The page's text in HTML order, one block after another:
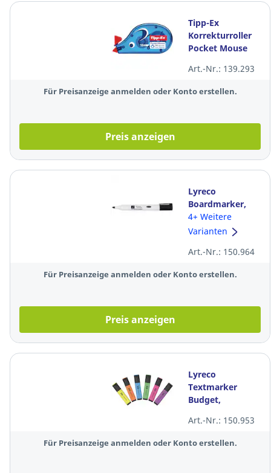
Tipp-Ex
Korrekturroller
Pocket Mouse
Breite 4.2mm
Art.-Nr.: 139.293
Für Preisanzeige anmelden oder Konto erstellen.
Preis anzeigen
Lyreco
Boardmarker,
Rundspitze,
Strichstärke: 1,5-
4+ Weitere
Varianten
Art.-Nr.: 150.964
Für Preisanzeige anmelden oder Konto erstellen.
Preis anzeigen
Lyreco
Textmarker
Budget,
5mm, farbig
sortiert, 6er-Etui
Art.-Nr.: 150.953
Für Preisanzeige anmelden oder Konto erstellen.